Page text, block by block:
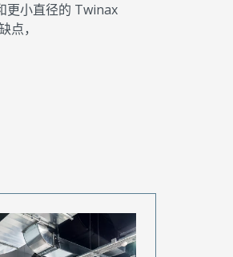
更小直径的 Twinax
点，